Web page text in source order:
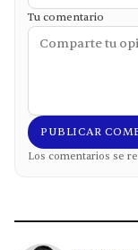
Tu comentario
PUBLICAR
Los comentarios se